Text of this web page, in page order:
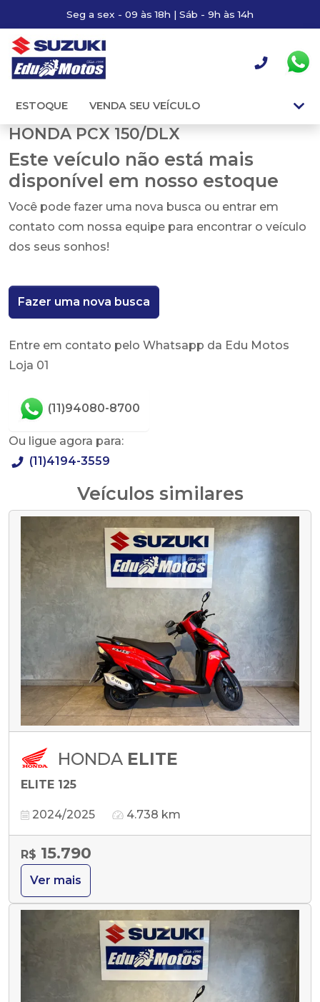
Seg a sex - 09 às 18h | Sáb - 9h às 14h
ESTOQUE VENDA SEU VEÍCULO
HONDA PCX 150/DLX
Este veículo não está mais
disponível em nosso estoque
Você pode fazer uma nova busca ou entrar em
contato com nossa equipe para encontrar o veículo
dos seus sonhos!
Fazer uma nova busca
Entre em contato pelo Whatsapp da Edu Motos
Loja 01
(11)94080-8700
Ou ligue agora para:
(11)4194-3559
Veículos similares
HONDA ELITE
ELITE 125
2024/2025 4.738 km
R$ 15.790
Ver mais